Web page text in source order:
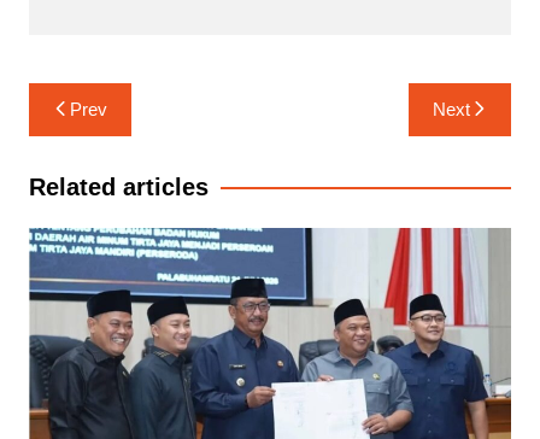
Navigasi
pos
Prev Next
Related articles